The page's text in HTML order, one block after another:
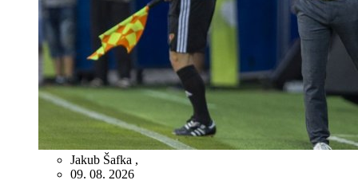
Jakub Šafka ,
09. 08. 2026